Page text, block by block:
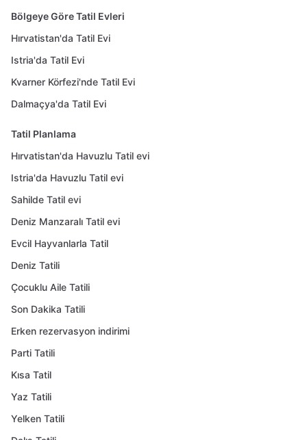
Bölgeye Göre Tatil Evleri
Hırvatistan'da Tatil Evi
Istria'da Tatil Evi
Kvarner Körfezi'nde Tatil Evi
Dalmaçya'da Tatil Evi
Tatil Planlama
Hırvatistan'da Havuzlu Tatil evi
Istria'da Havuzlu Tatil evi
Sahilde Tatil evi
Deniz Manzaralı Tatil evi
Evcil Hayvanlarla Tatil
Deniz Tatili
Çocuklu Aile Tatili
Son Dakika Tatili
Erken rezervasyon indirimi
Parti Tatili
Kısa Tatil
Yaz Tatili
Yelken Tatili